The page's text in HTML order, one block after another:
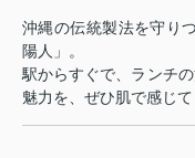
沖縄の伝統製法を守り
陽人」。
駅からすぐで、ランチ
魅力を、ぜひ肌で感じて